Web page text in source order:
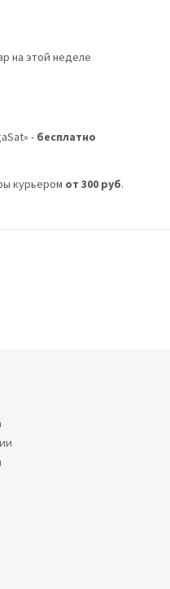
на этой неделе
- бесплатно
курьером от 300 руб.